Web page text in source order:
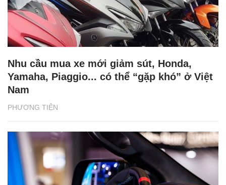
PHƯƠNG TIỆN
Nhu cầu mua xe mới giảm sút, Honda,
Yamaha, Piaggio... có thể “gặp khó” ở Việt
Nam